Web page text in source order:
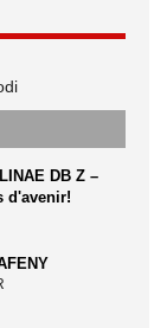
DB Z –
d'avenir!